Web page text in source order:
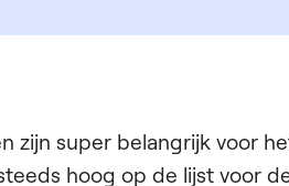
zijn super belangrijk voor
hoog op de lijst voor